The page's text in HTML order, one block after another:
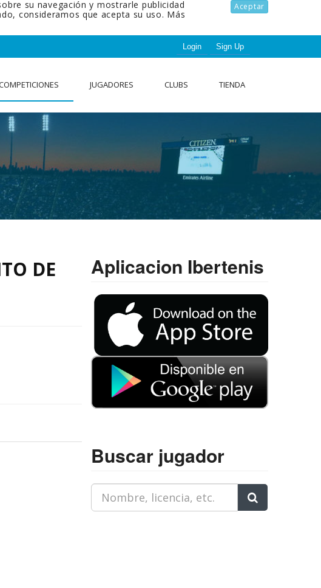
Aceptar
su navegación y mostrarle publicidad
consideramos que acepta su uso. Más
Login Sign Up
JUGADORES CLUBS TIENDA
DE
Aplicacion Ibertenis
Buscar jugador